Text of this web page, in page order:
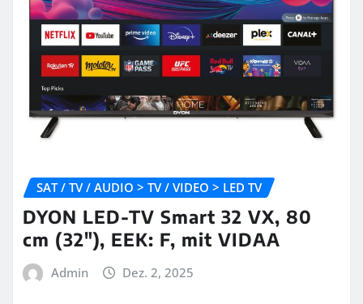
SAT / TV / AUDIO > TV / VIDEO > LED TV
DYON LED-TV Smart 32 VX, 80
cm (32″), EEK: F, mit VIDAA
Admin Dez. 2, 2025